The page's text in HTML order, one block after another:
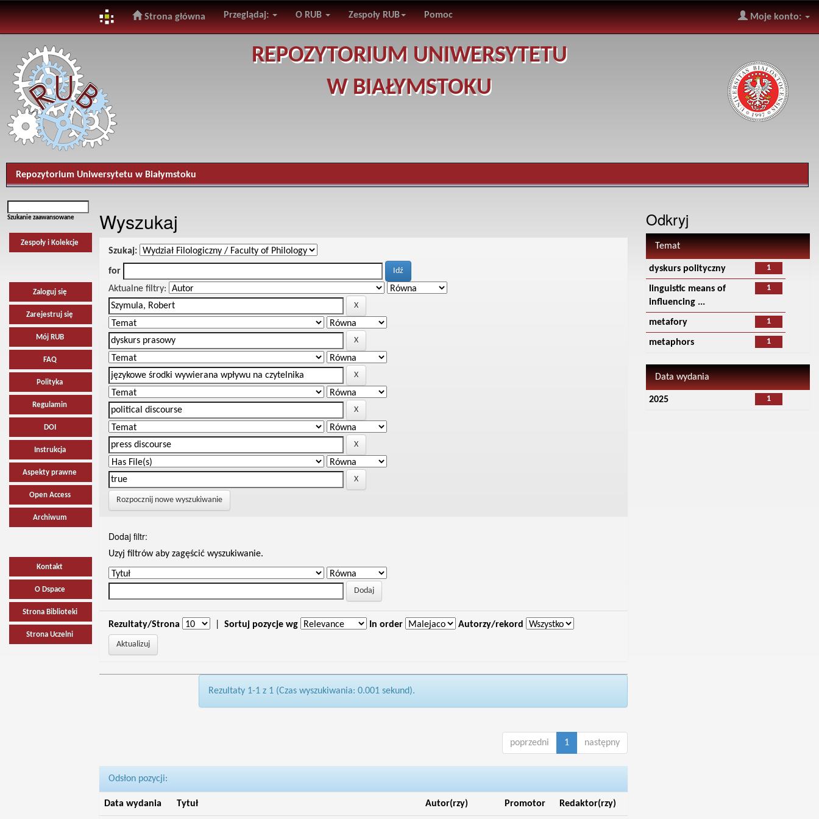
navigation
Strona główna Przeglądaj: O RUB Zespoły RUB Pomoc Moje konto:
REPOZYTORIUM UNIWERSYTETU
W BIAŁYMSTOKU
Repozytorium Uniwersytetu w Białymstoku
Szukanie zaawansowane
Zespoły i Kolekcje
Zaloguj się
Zarejestruj się
Mój RUB
FAQ
Polityka
Regulamin
DOI
Instrukcja
Aspekty prawne
Open Access
Archiwum
Kontakt
O Dspace
Strona Biblioteki
Strona Uczelni
Wyszukaj
Szukaj:
for
Aktualne filtry:
Rozpocznij nowe wyszukiwanie
Dodaj filtr:
Uzyj filtrów aby zagęścić wyszukiwanie.
Rezultaty/Strona Sortuj pozycje wg In order Autorzy/rekord
Rezultaty 1-1 z 1 (Czas wyszukiwania: 0.001 sekund).
poprzedni 1 następny
Odsłon pozycji:
Data wydania Tytuł Autor(rzy) Promotor Redaktor(rzy)
Odkryj
Temat
1
dyskurs polityczny
1
linguistic means of
influencing ...
1
metafory
1
metaphors
Data wydania
1
2025